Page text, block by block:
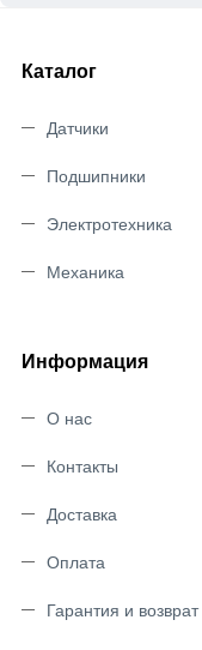
Каталог
Датчики
Подшипники
Электротехника
Механика
Информация
О нас
Контакты
Доставка
Оплата
Гарантия и возврат